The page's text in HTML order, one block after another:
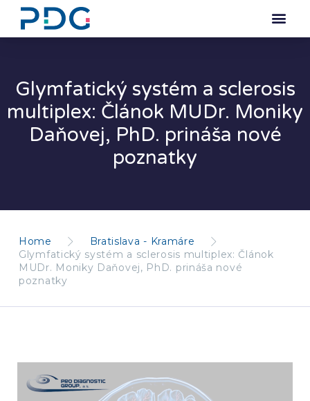
Glymfatický systém a sclerosis
multiplex: Článok MUDr. Moniky
Daňovej, PhD. prináša nové
poznatky
Home
Bratislava - Kramáre
Glymfatický systém a sclerosis multiplex: Článok
MUDr. Moniky Daňovej, PhD. prináša nové
poznatky